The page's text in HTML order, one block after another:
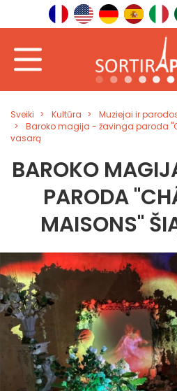
Sveiki Kultūra
Muziejai ir
Baroko magija - žavinga paroda
vasarą
BAROKO
PARODA
MAISONS"